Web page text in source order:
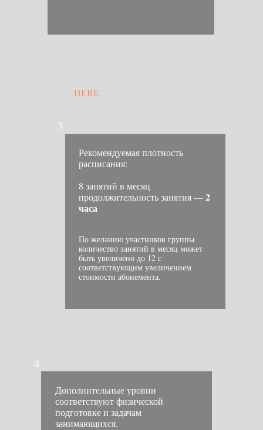
3
Рекомендуемая плотность
расписания:
8 занятий в месяц
продолжительность занятия —2
часа
По желанию участников группы
количество занятий в месяц может
быть увеличено до 12 с
соответствующим увеличением
стоимости абонемента.
4
Дополнительные уровни
соответствуют физической
подготовке и задачам
занимающихся.
HERE